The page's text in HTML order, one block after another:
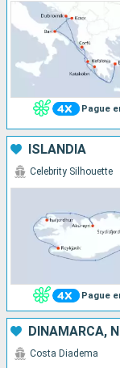
Pague
ISLANDIA
Pague
Celebrity Silhouette
DINAMARCA,
Costa Diadema